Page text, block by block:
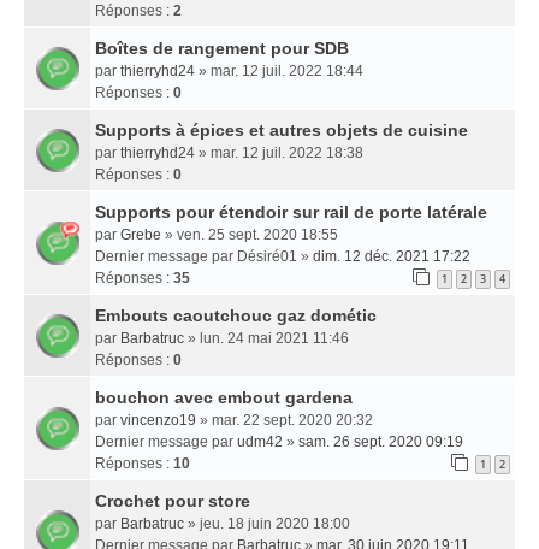
Réponses : 2
Boîtes de rangement pour SDB
par thierryhd24 » mar. 12 juil. 2022 18:44
Réponses : 0
Supports à épices et autres objets de cuisine
par thierryhd24 » mar. 12 juil. 2022 18:38
Réponses : 0
Supports pour étendoir sur rail de porte latérale
par Grebe » ven. 25 sept. 2020 18:55
Dernier message par Désiré01 » dim. 12 déc. 2021 17:22
Réponses : 35 1 2 3 4
Embouts caoutchouc gaz dométic
par Barbatruc » lun. 24 mai 2021 11:46
Réponses : 0
bouchon avec embout gardena
par vincenzo19 » mar. 22 sept. 2020 20:32
Dernier message par udm42 » sam. 26 sept. 2020 09:19
Réponses : 10 1 2
Crochet pour store
par Barbatruc » jeu. 18 juin 2020 18:00
Dernier message par Barbatruc » mar. 30 juin 2020 19:11